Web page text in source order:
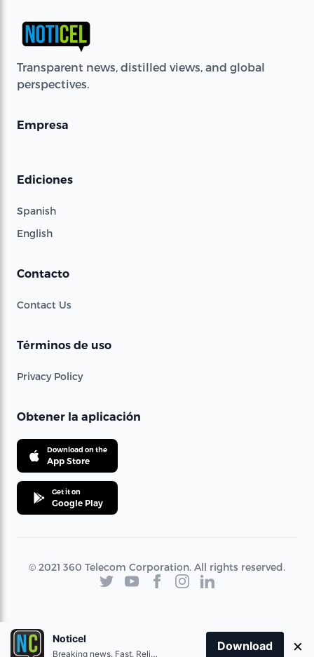
Transparent news, distilled views, and global
perspectives.
Empresa
Ediciones
Spanish
English
Contacto
Contact Us
Términos de uso
Privacy Policy
Obtener la aplicación
Download on the
App Store
Get it on
Google Play
© 2021 360 Telecom Corporation. All rights reserved.
Noticel
Breaking news. Fast. Reliable.
Download ×